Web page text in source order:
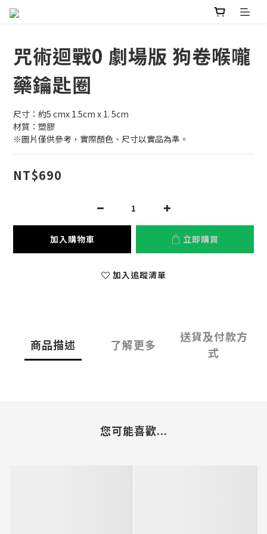
咒術迴戰0 劇場版 狗卷喉嚨
藥鑰匙圈
尺寸：約5 cmx 1.5cm x 1. 5cm
材質：塑膠
※圖片僅供參考，實際顏色、尺寸以實品為準。
NT$690
加入購物車 立即購買
加入追蹤清單
商品描述 了解更多
送貨及付款方
式
您可能喜歡...